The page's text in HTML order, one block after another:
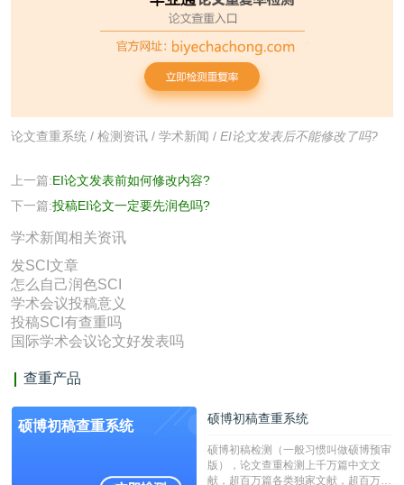
论文查重系统 / 检测资讯 / 学术新闻 / EI论文发表后不能修改了吗?
上一篇:EI论文发表前如何修改内容?
下一篇:投稿EI论文一定要先润色吗?
学术新闻相关资讯
发SCI文章
怎么自己润色SCI
学术会议投稿意义
投稿SCI有查重吗
国际学术会议论文好发表吗
查重产品
硕博初稿查重系统 硕博初稿查重系统
硕博初稿检测（一般习惯叫做硕博预审
版），论文查重检测上千万篇中文文
献，超百万篇各类独家文献，超百万港